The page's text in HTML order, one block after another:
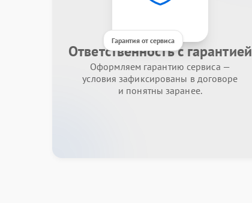
Гарантия от сервиса
Ответственность с гарантией
Оформляем гарантию сервиса —
условия зафиксированы в договоре
и понятны заранее.